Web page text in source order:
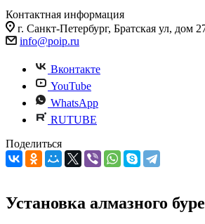
Контактная информация
г. Санкт-Петербург, Братская ул, дом
info@poip.ru
Вконтакте
YouTube
WhatsApp
RUTUBE
Поделиться
Установка алмазного